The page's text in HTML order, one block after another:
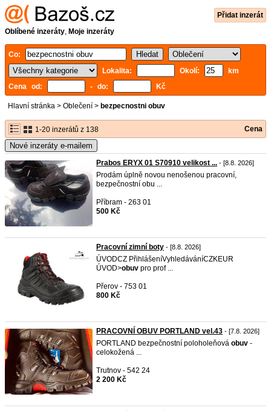
Přidat inzerát
Oblíbené inzeráty, Moje inzeráty
Co:
Lokalita:
Okolí:
km
Cena od:
- do: Kč
Hlavní stránka > Oblečení > bezpecnostni obuv
1-20 inzerátů z 138 Cena
Nové inzeráty e-mailem
Prabos ERYX 01 S70910 velikost ... - [8.8. 2026]
Prodám úplně novou nenošenou pracovní,
bezpečnostní obu ...
Příbram - 263 01
500 Kč
Pracovní zimní boty - [8.8. 2026]
ÚVODCZ PřihlášeníVyhledáváníCZKEUR
ÚVOD>obuv pro prof ...
Přerov - 753 01
800 Kč
PRACOVNÍ OBUV PORTLAND vel.43 - [7.8. 2026]
PORTLAND bezpečnostní poloholeňová obuv -
celokožená ...
Trutnov - 542 24
2 200 Kč